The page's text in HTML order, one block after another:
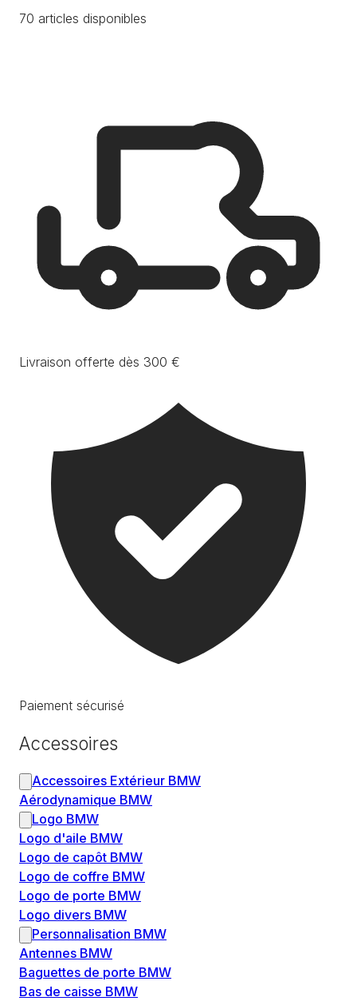
70 articles disponibles
Livraison offerte dès 300 €
Paiement sécurisé
Accessoires
Accessoires Extérieur BMW
Aérodynamique BMW
Logo BMW
Logo d'aile BMW
Logo de capôt BMW
Logo de coffre BMW
Logo de porte BMW
Logo divers BMW
Personnalisation BMW
Antennes BMW
Baguettes de porte BMW
Bas de caisse BMW